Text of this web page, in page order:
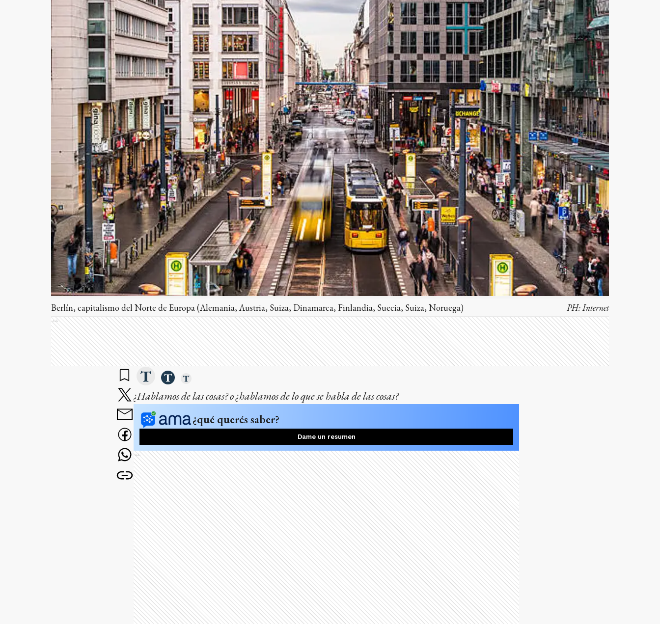
Berlín, capitalismo del Norte de Europa (Alemania, Austria, Suiza, Dinamarca, Finlandia, Suecia, Suiza, Noruega) PH:Internet
Ads
¿Hablamos de las cosas? o ¿hablamos de lo que se habla de las cosas?
¿qué querés saber?
Dame un resumen
Ads